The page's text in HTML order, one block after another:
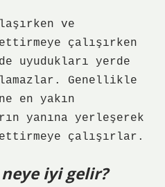
ve
çalışırken
uyudukları yerde
Genellikle
en yakın
yanına yerleşerek
çalışırlar.
iyi gelir?